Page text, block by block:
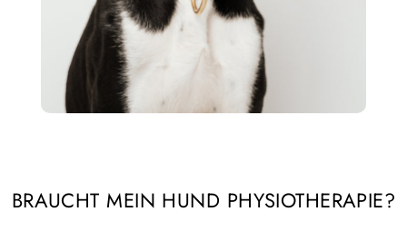
BRAUCHT MEIN HUND PHYSIOTHERAPIE?